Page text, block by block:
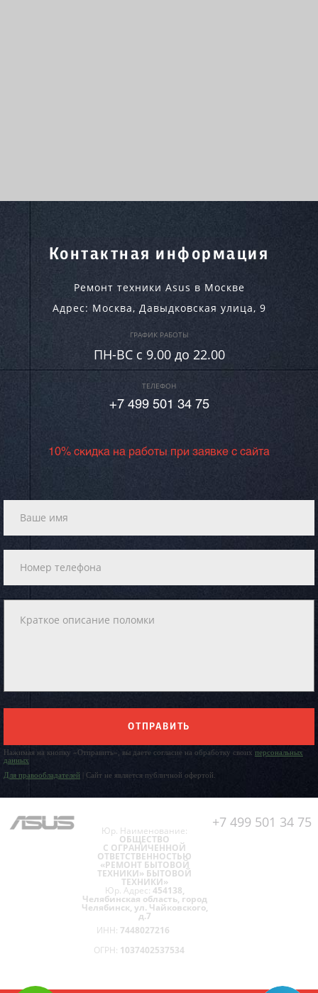
Контактная информация
Ремонт техники Asus в Москве
Адрес: Москва, Давыдковская улица, 9
ГРАФИК РАБОТЫ
ПН-ВC c 9.00 до 22.00
ТЕЛЕФОН
+7 499 501 34 75
10% скидка на работы при заявке с сайта
ОТПРАВИТЬ
Нажимая на кнопку «Отправить», вы даете согласие на обработку своих персональных
данных
Для правообладателей | Сайт не является публичной офертой.
+7 499 501 34 75
Юр. Наименование:
ОБЩЕСТВО
С ОГРАНИЧЕННОЙ
ОТВЕТСТВЕННОСТЬЮ
«РЕМОНТ БЫТОВОЙ
ТЕХНИКИ» БЫТОВОЙ
ТЕХНИКИ»
Юр. Адрес: 454138,
Челябинская область, город
Челябинск, ул. Чайковского,
д.7
ИНН: 7448027216
ОГРН: 1037402537534